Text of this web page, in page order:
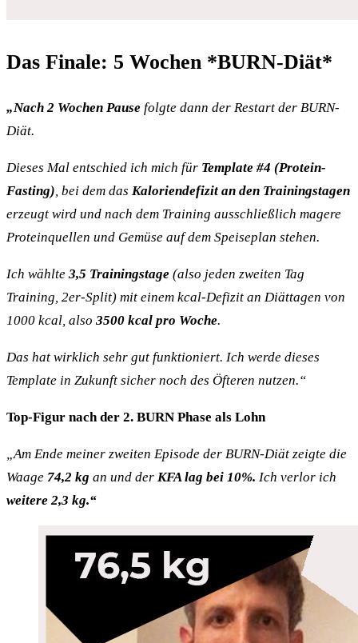
Das Finale: 5 Wochen *BURN-Diät*
„Nach 2 Wochen Pause folgte dann der Restart der BURN-
Diät.
Dieses Mal entschied ich mich für Template #4 (Protein-
Fasting) , bei dem das Kaloriendefizit an den Trainingstagen
erzeugt wird und nach dem Training ausschließlich magere
Proteinquellen und Gemüse auf dem Speiseplan stehen.
Ich wählte 3,5 Trainingstage (also jeden zweiten Tag
Training, 2er-Split) mit einem kcal-Defizit an Diättagen von
1000 kcal, also 3500 kcal pro Woche.
Das hat wirklich sehr gut funktioniert. Ich werde dieses
Template in Zukunft sicher noch des Öfteren nutzen.“
Top-Figur nach der 2. BURN Phase als Lohn
„Am Ende meiner zweiten Episode der BURN-Diät zeigte die
Waage 74,2 kg an und der KFA lag bei 10%. Ich verlor ich
weitere 2,3 kg.“